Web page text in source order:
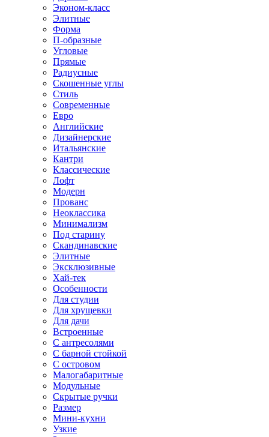
Эконом-класс
Элитные
Форма
П-образные
Угловые
Прямые
Радиусные
Скошенные углы
Стиль
Современные
Евро
Английские
Дизайнерские
Итальянские
Кантри
Классические
Лофт
Модерн
Прованс
Неоклассика
Минимализм
Под старину
Скандинавские
Элитные
Эксклюзивные
Хай-тек
Особенности
Для студии
Для хрущевки
Для дачи
Встроенные
С антресолями
С барной стойкой
С островом
Малогабаритные
Модульные
Скрытые ручки
Размер
Мини-кухни
Узкие